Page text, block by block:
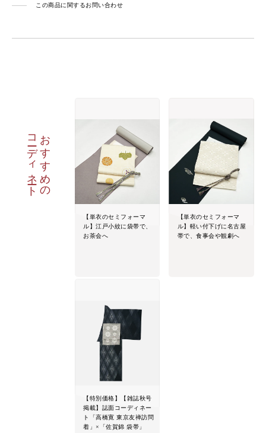
この商品に関するお問い合わせ
おすすめの
コーディネート
【単衣のセミフォーマ
ル】江戸小紋に袋帯で、
お茶会へ
【単衣のセミフォーマ
ル】軽い付下げに名古屋
帯で、食事会や観劇へ
【特別価格】【雑誌秋号
掲載】誌面コーディネー
ト「高橋寛 東京友禅訪問
着」×「佐賀錦 袋帯」